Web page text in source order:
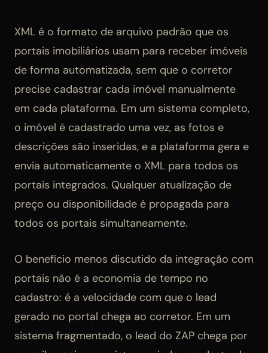
XML é o formato de arquivo padrão que os
portais imobiliários usam para receber imóveis
de forma automatizada, sem que o corretor
precise cadastrar cada imóvel manualmente
em cada plataforma. Em um sistema completo,
o imóvel é cadastrado uma vez, as fotos e
descrições são inseridas, e a plataforma gera e
envia automaticamente o XML para todos os
portais integrados. Qualquer atualização de
preço ou disponibilidade é propagada para
todos os portais simultaneamente.
O benefício menos discutido da integração com
portais não é a economia de tempo no
cadastro: é a velocidade com que o lead
gerado no portal chega ao corretor. Em um
sistema fragmentado, o lead do ZAP chega por